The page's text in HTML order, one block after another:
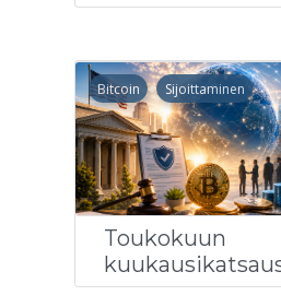
Bitcoin Sijoittaminen
Toukokuun